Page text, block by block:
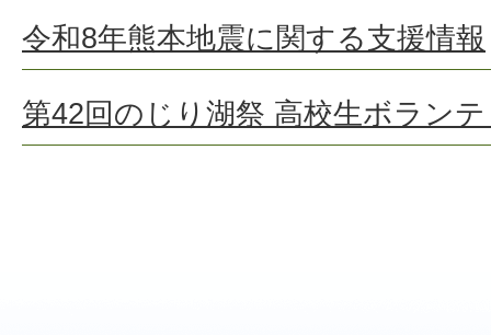
令和8年熊本地震に関する支援情報
第42回のじり湖祭 高校生ボラン